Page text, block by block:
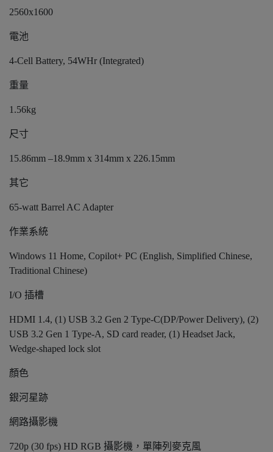
2560x1600
電池
4-Cell Battery, 54WHr (Integrated)
重量
1.56kg
尺寸
15.86mm –18.9mm x 314mm x 226.15mm
其它
65-watt Barrel AC Adapter
作業系統
Windows 11 Home, Copilot+ PC (English, Simplified Chinese,
Traditional Chinese)
I/O 插槽
HDMI 1.4, (1) USB 3.2 Gen 2 Type-C(DP/Power Delivery), (2)
USB 3.2 Gen 1 Type-A, SD card reader, (1) Headset Jack,
Wedge-shaped lock slot
顏色
銀河星跡
網路攝影機
720p (30 fps) HD RGB 攝影機，單陣列麥克風